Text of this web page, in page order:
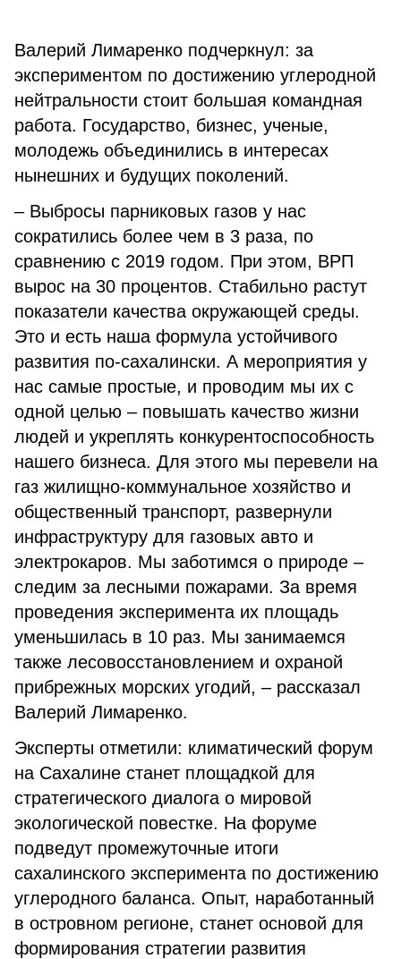
Валерий Лимаренко подчеркнул: за
экспериментом по достижению углеродной
нейтральности стоит большая командная
работа. Государство, бизнес, ученые,
молодежь объединились в интересах
нынешних и будущих поколений.
– Выбросы парниковых газов у нас
сократились более чем в 3 раза, по
сравнению с 2019 годом. При этом, ВРП
вырос на 30 процентов. Стабильно растут
показатели качества окружающей среды.
Это и есть наша формула устойчивого
развития по-сахалински. А мероприятия у
нас самые простые, и проводим мы их с
одной целью – повышать качество жизни
людей и укреплять конкурентоспособность
нашего бизнеса. Для этого мы перевели на
газ жилищно-коммунальное хозяйство и
общественный транспорт, развернули
инфраструктуру для газовых авто и
электрокаров. Мы заботимся о природе –
следим за лесными пожарами. За время
проведения эксперимента их площадь
уменьшилась в 10 раз. Мы занимаемся
также лесовосстановлением и охраной
прибрежных морских угодий, – рассказал
Валерий Лимаренко.
Эксперты отметили: климатический форум
на Сахалине станет площадкой для
стратегического диалога о мировой
экологической повестке. На форуме
подведут промежуточные итоги
сахалинского эксперимента по достижению
углеродного баланса. Опыт, наработанный
в островном регионе, станет основой для
формирования стратегии развития